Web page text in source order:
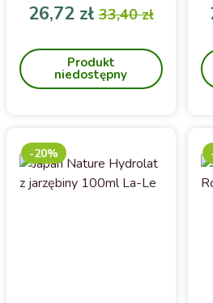
szczególnie mieszanej,
tłustej i problematycznej.
Cena
26,72 złCena
33,40 zł
Produkt
niedostępny
-20%